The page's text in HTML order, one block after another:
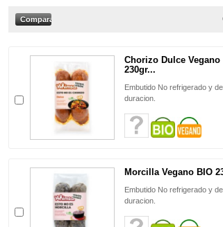
Chorizo Dulce Vegano
230gr...
Embutido No refrigerado y
duracion.
Morcilla Vegano BIO
Embutido No refrigerado y
duracion.